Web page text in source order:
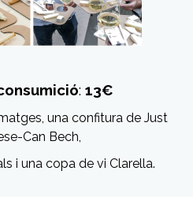
: 13€
una confitura de Just
Can Bech,
i una copa de vi Clarella.